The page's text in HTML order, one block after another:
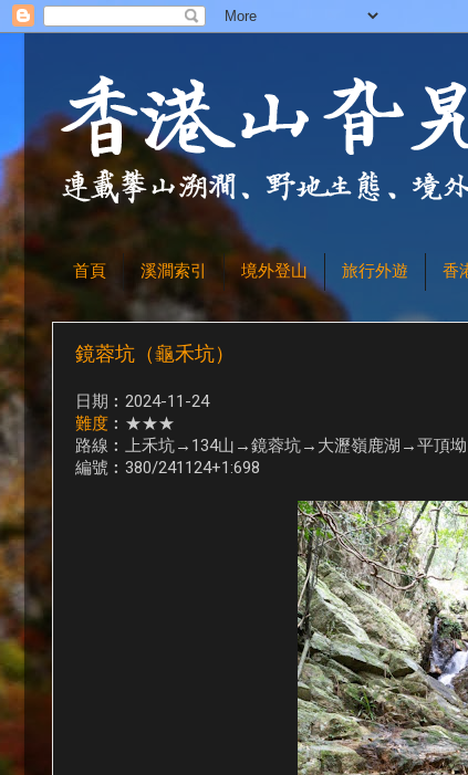
首頁 溪澗索引 境外登山 旅行外遊 香
鏡蓉坑（龜禾坑）
日期︰2024-11-24
難度 ︰★★★
路線︰上禾坑→134山→鏡蓉坑→大瀝嶺鹿湖→平頂
編號︰380/241124+1:698